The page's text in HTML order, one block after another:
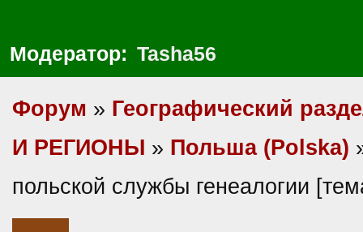
Модератор: Tasha56
Форум » Географический
И РЕГИОНЫ » Польша (Polska)
польской службы генеалогии